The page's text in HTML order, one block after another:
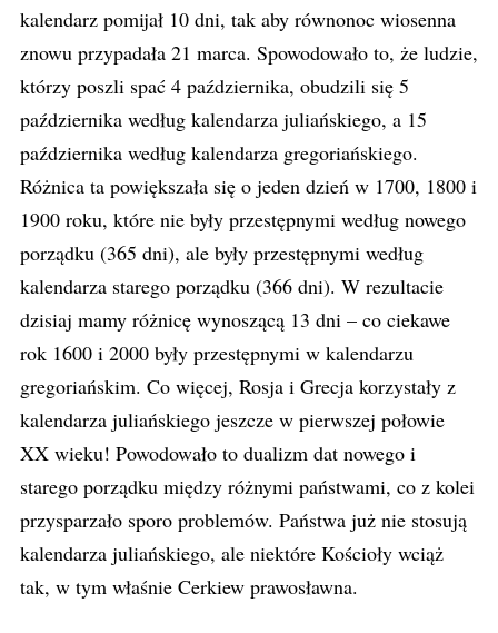
kalendarz pomijał 10 dni, tak aby równonoc wiosenna
znowu przypadała 21 marca. Spowodowało to, że ludzie,
którzy poszli spać 4 października, obudzili się 5
października według kalendarza juliańskiego, a 15
października według kalendarza gregoriańskiego.
Różnica ta powiększała się o jeden dzień w 1700, 1800 i
1900 roku, które nie były przestępnymi według nowego
porządku (365 dni), ale były przestępnymi według
kalendarza starego porządku (366 dni). W rezultacie
dzisiaj mamy różnicę wynoszącą 13 dni – co ciekawe
rok 1600 i 2000 były przestępnymi w kalendarzu
gregoriańskim. Co więcej, Rosja i Grecja korzystały z
kalendarza juliańskiego jeszcze w pierwszej połowie
XX wieku! Powodowało to dualizm dat nowego i
starego porządku między różnymi państwami, co z kolei
przysparzało sporo problemów. Państwa już nie stosują
kalendarza juliańskiego, ale niektóre Kościoły wciąż
tak, w tym właśnie Cerkiew prawosławna.